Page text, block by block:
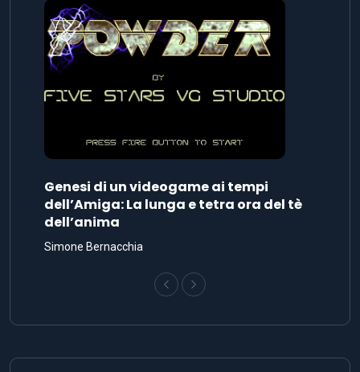
Genesi di un videogame ai tempi
dell’Amiga: La lunga e tetra ora del tè
dell’anima
Simone Bernacchia